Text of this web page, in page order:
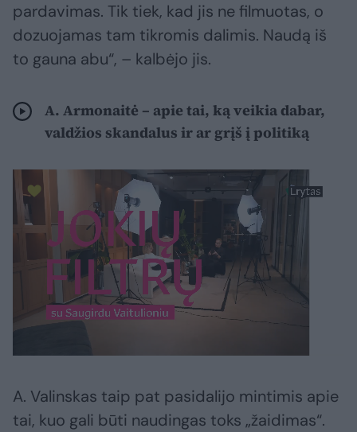
pardavimas. Tik tiek, kad jis ne filmuotas, o
dozuojamas tam tikromis dalimis. Naudą iš
to gauna abu“, – kalbėjo jis.
A. Armonaitė – apie tai, ką veikia dabar,
valdžios skandalus ir ar grįš į politiką
A. Valinskas taip pat pasidalijo mintimis apie
tai, kuo gali būti naudingas toks „žaidimas“.